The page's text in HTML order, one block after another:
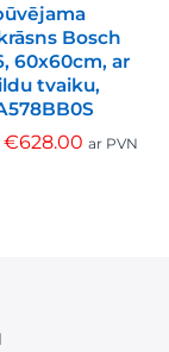
Bosch
60x60cm, ar
tvaiku,
€628.00 ar PVN